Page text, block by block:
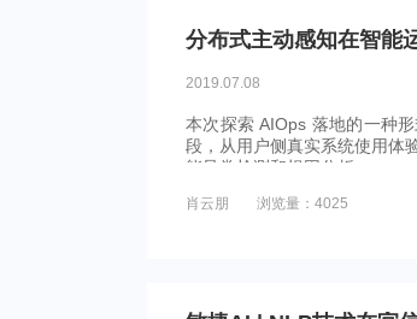
分布式主动感知在智能
2019.07.08
本次探索 AIOps 落地的一种
段，从用户侧真实系统使用体
能异常检测和根因分析。
肖云朋 浏览量：4025